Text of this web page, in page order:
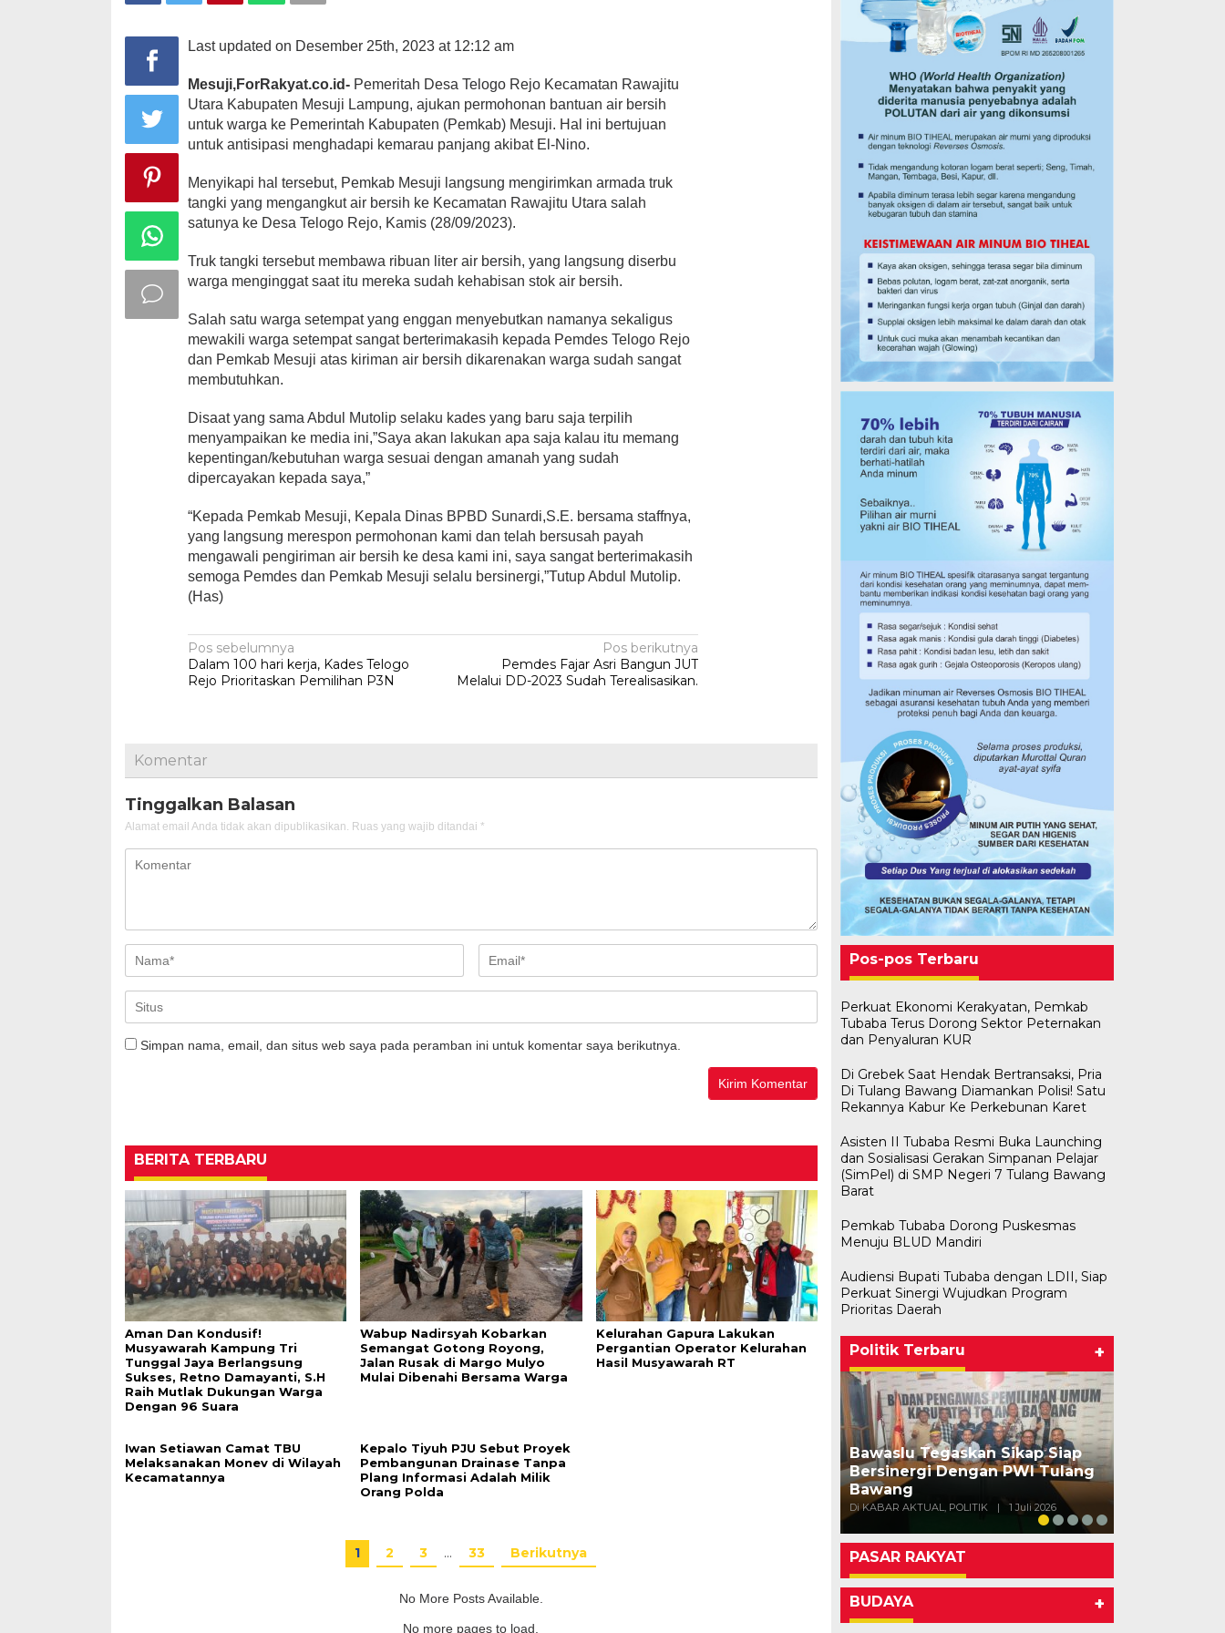
Last updated on Desember 25th, 2023 at 12:12 am
Mesuji,ForRakyat.co.id- Pemeritah Desa Telogo Rejo Kecamatan Rawajitu
Utara Kabupaten Mesuji Lampung, ajukan permohonan bantuan air bersih
untuk warga ke Pemerintah Kabupaten (Pemkab) Mesuji. Hal ini bertujuan
untuk antisipasi menghadapi kemarau panjang akibat El-Nino.
Menyikapi hal tersebut, Pemkab Mesuji langsung mengirimkan armada truk
tangki yang mengangkut air bersih ke Kecamatan Rawajitu Utara salah
satunya ke Desa Telogo Rejo, Kamis (28/09/2023).
Truk tangki tersebut membawa ribuan liter air bersih, yang langsung diserbu
warga menginggat saat itu mereka sudah kehabisan stok air bersih.
Salah satu warga setempat yang enggan menyebutkan namanya sekaligus
mewakili warga setempat sangat berterimakasih kepada Pemdes Telogo Rejo
dan Pemkab Mesuji atas kiriman air bersih dikarenakan warga sudah sangat
membutuhkan.
Disaat yang sama Abdul Mutolip selaku kades yang baru saja terpilih
menyampaikan ke media ini,”Saya akan lakukan apa saja kalau itu memang
kepentingan/kebutuhan warga sesuai dengan amanah yang sudah
dipercayakan kepada saya,”
“Kepada Pemkab Mesuji, Kepala Dinas BPBD Sunardi,S.E. bersama staffnya,
yang langsung merespon permohonan kami dan telah bersusah payah
mengawali pengiriman air bersih ke desa kami ini, saya sangat berterimakasih
semoga Pemdes dan Pemkab Mesuji selalu bersinergi,”Tutup Abdul Mutolip.
(Has)
Navigasi
pos
Pos sebelumnya
Dalam 100 hari kerja, Kades Telogo
Rejo Prioritaskan Pemilihan P3N
Pos berikutnya
Pemdes Fajar Asri Bangun JUT
Melalui DD-2023 Sudah Terealisasikan.
Komentar
Tinggalkan Balasan
Alamat email Anda tidak akan dipublikasikan. Ruas yang wajib ditandai *
Simpan nama, email, dan situs web saya pada peramban ini untuk komentar saya berikutnya.
BERITA TERBARU
Aman Dan Kondusif!
Musyawarah Kampung Tri
Tunggal Jaya Berlangsung
Sukses, Retno Damayanti, S.H
Raih Mutlak Dukungan Warga
Dengan 96 Suara
Wabup Nadirsyah Kobarkan
Semangat Gotong Royong,
Jalan Rusak di Margo Mulyo
Mulai Dibenahi Bersama Warga
Kelurahan Gapura Lakukan
Pergantian Operator Kelurahan
Hasil Musyawarah RT
Iwan Setiawan Camat TBU
Melaksanakan Monev di Wilayah
Kecamatannya
Kepalo Tiyuh PJU Sebut Proyek
Pembangunan Drainase Tanpa
Plang Informasi Adalah Milik
Orang Polda
1 2 3 … 33 Berikutnya
No More Posts Available.
No more pages to load.
Pos-pos Terbaru
Perkuat Ekonomi Kerakyatan, Pemkab
Tubaba Terus Dorong Sektor Peternakan
dan Penyaluran KUR
Di Grebek Saat Hendak Bertransaksi, Pria
Di Tulang Bawang Diamankan Polisi! Satu
Rekannya Kabur Ke Perkebunan Karet
Asisten II Tubaba Resmi Buka Launching
dan Sosialisasi Gerakan Simpanan Pelajar
(SimPel) di SMP Negeri 7 Tulang Bawang
Barat
Pemkab Tubaba Dorong Puskesmas
Menuju BLUD Mandiri
Audiensi Bupati Tubaba dengan LDII, Siap
Perkuat Sinergi Wujudkan Program
Prioritas Daerah
Politik Terbaru +
Bawaslu Tegaskan Sikap Siap
Bersinergi Dengan PWI Tulang
Bawang
Di KABAR AKTUAL, POLITIK | 1 Juli 2026
PASAR RAKYAT
BUDAYA +